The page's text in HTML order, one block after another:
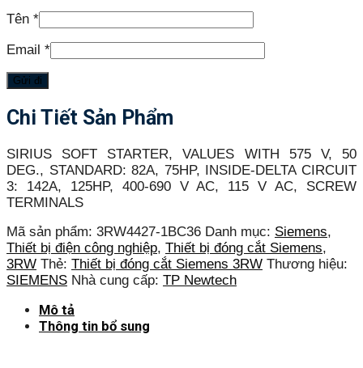
Tên *
Email *
Chi Tiết Sản Phẩm
SIRIUS SOFT STARTER, VALUES WITH 575 V, 50
DEG., STANDARD: 82A, 75HP, INSIDE-DELTA CIRCUIT
3: 142A, 125HP, 400-690 V AC, 115 V AC, SCREW
TERMINALS
Mã sản phẩm: 3RW4427-1BC36 Danh mục: Siemens,
Thiết bị điện công nghiệp, Thiết bị đóng cắt Siemens,
3RW Thẻ: Thiết bị đóng cắt Siemens 3RW Thương hiệu:
SIEMENS Nhà cung cấp: TP Newtech
Mô tả
Thông tin bổ sung